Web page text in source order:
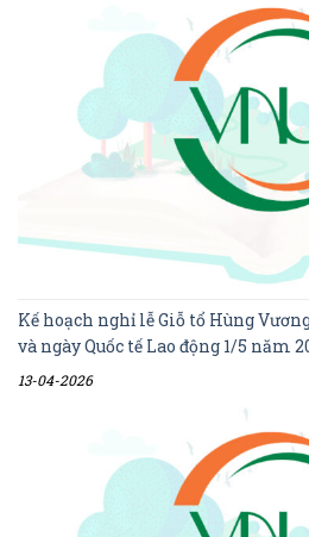
Kế hoạch nghỉ lễ Giỗ tổ Hùng
và ngày Quốc tế Lao động 1/5 năm
13-04-2026